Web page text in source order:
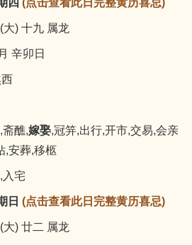
四 (点击查看此日完整黄历喜忌)
) 十九 属龙
辛卯日
醮,嫁娶,冠笄,出行,开市,交易,会亲
,安葬,移柩
入宅
日 (点击查看此日完整黄历喜忌)
) 廿二 属龙